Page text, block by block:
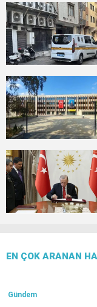
EN ÇOK ARANAN
Gündem